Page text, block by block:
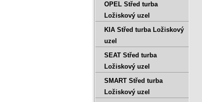
OPEL Střed turba
Ložiskový uzel
KIA Střed turba Ložiskový
uzel
SEAT Střed turba
Ložiskový uzel
SMART Střed turba
Ložiskový uzel